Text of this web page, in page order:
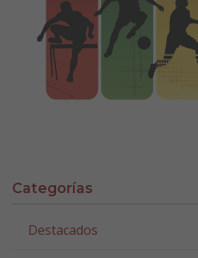
Categorías
Destacados